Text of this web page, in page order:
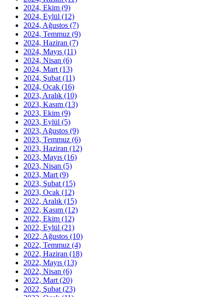
2024, Ekim (9)
2024, Eylül (12)
2024, Ağustos (7)
2024, Temmuz (9)
2024, Haziran (7)
2024, Mayıs (11)
2024, Nisan (6)
2024, Mart (13)
2024, Şubat (11)
2024, Ocak (16)
2023, Aralık (10)
2023, Kasım (13)
2023, Ekim (9)
2023, Eylül (5)
2023, Ağustos (9)
2023, Temmuz (6)
2023, Haziran (12)
2023, Mayıs (16)
2023, Nisan (5)
2023, Mart (9)
2023, Şubat (15)
2023, Ocak (12)
2022, Aralık (15)
2022, Kasım (12)
2022, Ekim (12)
2022, Eylül (21)
2022, Ağustos (10)
2022, Temmuz (4)
2022, Haziran (18)
2022, Mayıs (13)
2022, Nisan (6)
2022, Mart (20)
2022, Şubat (23)